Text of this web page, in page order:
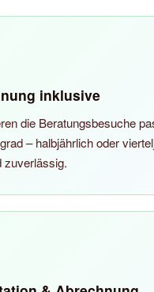
inklusive
die Beratungsbesuche
– halbjährlich oder
zuverlässig.